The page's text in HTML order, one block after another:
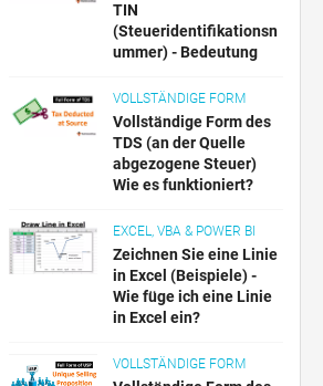
TIN
(Steueridentifikationsn
ummer) - Bedeutung
VOLLSTÄNDIGE FORM
Vollständige Form des
TDS (an der Quelle
abgezogene Steuer)
Wie es funktioniert?
EXCEL, VBA & POWER BI
Zeichnen Sie eine Linie
in Excel (Beispiele) -
Wie füge ich eine Linie
in Excel ein?
VOLLSTÄNDIGE FORM